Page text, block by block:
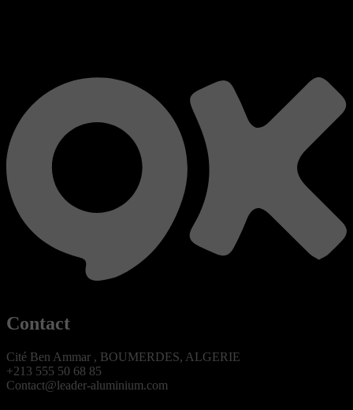
Contact
Cité Ben Ammar , BOUMERDES, ALGERIE
+213 555 50 68 85
Contact@leader-aluminium.com